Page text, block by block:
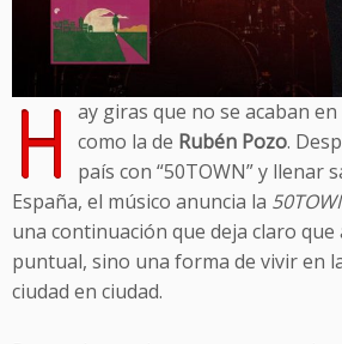
H
ay giras que no se acaban
como la de Rubén Pozo.
país con “50TOWN” y llenar
España, el músico anuncia la
una continuación que deja claro
puntual, sino una forma de vivir en
ciudad en ciudad.